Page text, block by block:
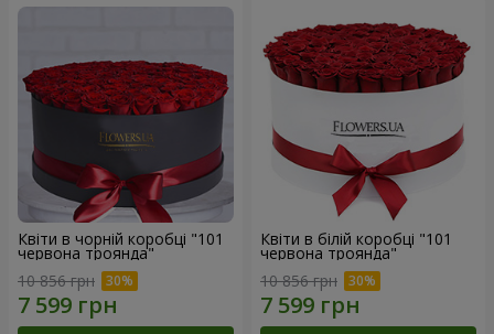
Квіти в чорній коробці "101
червона троянда"
10 856 грн
Квіти в білій коробці "101
червона троянда"
10 856 грн